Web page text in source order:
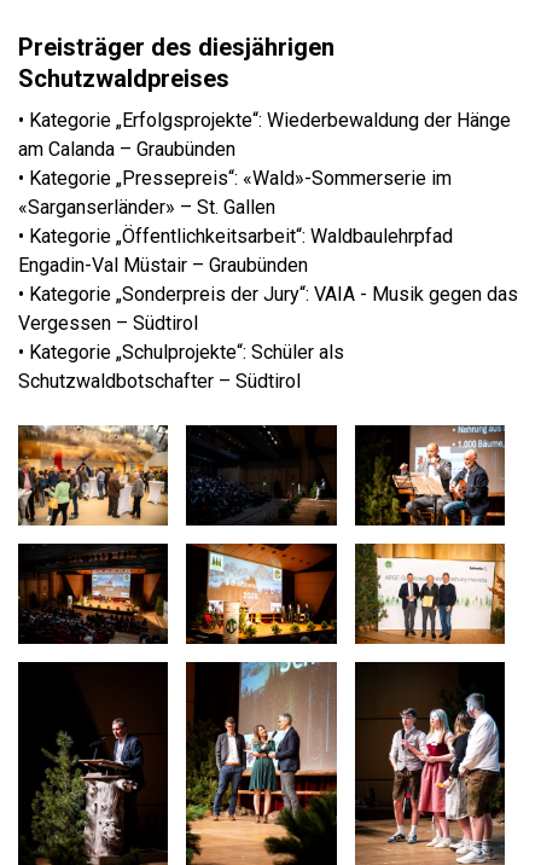
Preisträger des diesjährigen
Schutzwaldpreises
• Kategorie „Erfolgsprojekte“: Wiederbewaldung der Hänge
am Calanda – Graubünden
• Kategorie „Pressepreis“: «Wald»-Sommerserie im
«Sarganserländer» – St. Gallen
• Kategorie „Öffentlichkeitsarbeit“: Waldbaulehrpfad
Engadin-Val Müstair – Graubünden
• Kategorie „Sonderpreis der Jury“: VAIA - Musik gegen das
Vergessen – Südtirol
• Kategorie „Schulprojekte“: Schüler als
Schutzwaldbotschafter – Südtirol